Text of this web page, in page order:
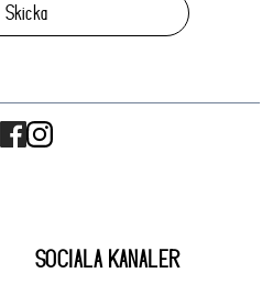
Skicka
SOCIALA KANALER